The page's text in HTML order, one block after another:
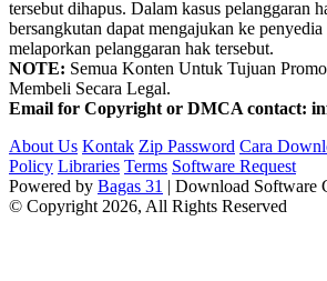
tersebut dihapus. Dalam kasus pelanggaran
bersangkutan dapat mengajukan ke
melaporkan pelanggaran hak tersebut.
NOTE: Semua Konten Untuk Tujuan
Membeli Secara Legal.
Email for Copyright or DMCA contact:
About Us Kontak Zip Password Cara
Policy Libraries Terms Software Request
Powered by Bagas 31 | Download Software
© Copyright 2026, All Rights Reserved